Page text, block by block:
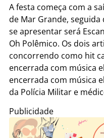
A festa começa com a
de Mar Grande,
se apresentar será
Oh Polêmico. Os dois
concorrendo como hit
encerrada com música
encerrada com música
da Polícia Militar e
Publicidade